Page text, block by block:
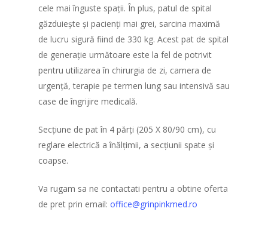
cele mai înguste spații. În plus, patul de spital
găzduiește și pacienți mai grei, sarcina maximă
de lucru sigură fiind de 330 kg. Acest pat de spital
de generație următoare este la fel de potrivit
pentru utilizarea în chirurgia de zi, camera de
urgență, terapie pe termen lung sau intensivă sau
case de îngrijire medicală.
Secțiune de pat în 4 părți (205 X 80/90 cm), cu
reglare electrică a înălțimii, a secțiunii spate și
coapse.
Va rugam sa ne contactati pentru a obtine oferta
de pret prin email: office@grinpinkmed.ro